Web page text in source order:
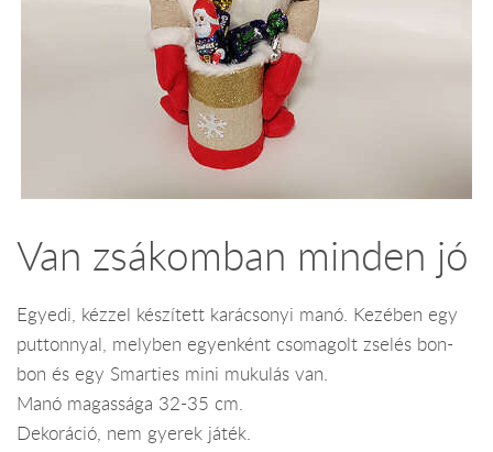
Van zsákomban minden jó
Egyedi, kézzel készített karácsonyi manó. Kezében egy
puttonnyal, melyben egyenként csomagolt zselés bon-
bon és egy Smarties mini mukulás van.
Manó magassága 32-35 cm.
Dekoráció, nem gyerek játék.